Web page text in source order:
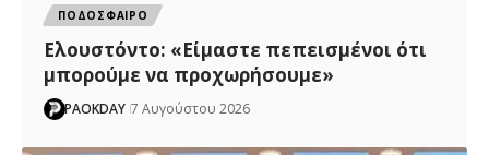
ΠΟΔΟΣΦΑΙΡΟ
Ελουστόντο: «Είμαστε πεπεισμένοι ότι
μπορούμε να προχωρήσουμε»
PAOKDAY 7 Αυγούστου 2026